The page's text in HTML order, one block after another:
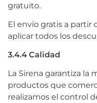
gratuito.
El envío gratis a partir
aplicar todos los
3.4.4 Calidad
La Sirena garantiza la
productos que
realizamos el control